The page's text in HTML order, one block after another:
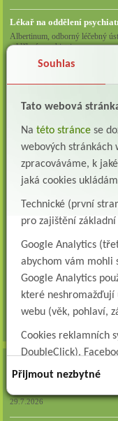
Lékař na oddělení
Albertinum, odborný léčebný
oddělení psychiatrie ...
Všeobecná/praktická
Přidejte se k nám Do našeho
lůžkové oddělení následné a
Všeobecná sestra na plicní
SESTRA na oddělení
Albertinum,
KLINICKÉHO LOGOPEDA
Ergoterapeut/ka
Albertinum, odborný léčebný
poměru: ERGOTERAPEUTA,
29.7.2026
Souhlas
Tato webová
Na této stránce se
webových stránkách
zpracováváme, k
jaká cookies
Technické (první
pro zajištění
Google Analytics
abychom vám mohli
Google Analytics
které
webu (věk, pohlaví,
Cookies reklamních
DoubleClick),
dlouhodobé). Tyto
například
Přijmout nezbytné